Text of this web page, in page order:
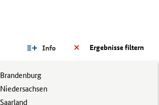
Ergebnisse filtern
Info
Brandenburg
Niedersachsen
Saarland